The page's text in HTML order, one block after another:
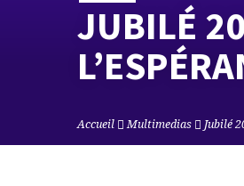
JUBILÉ
Accueil Multimedias Jubilé